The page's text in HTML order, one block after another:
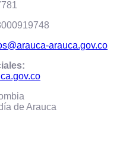
arauca.gov.co